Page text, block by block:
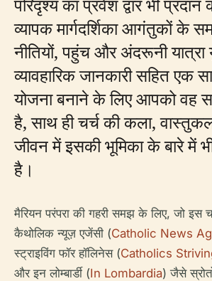
व्यापक मार्गदर्शिका आगंतुकों के
नीतियों, पहुंच और अंदरूनी यात्रा
व्यावहारिक जानकारी सहित एक
योजना बनाने के लिए आपको वह
है, साथ ही चर्च की कला,
जीवन में इसकी भूमिका के बारे में
है।
मैरियन परंपरा की गहरी समझ के लिए, जो इस
कैथोलिक न्यूज़ एजेंसी (Catholic News
स्ट्राइविंग फॉर हॉलिनेस (Catholics
और इन लोम्बार्डी (In Lombardia) जैसे